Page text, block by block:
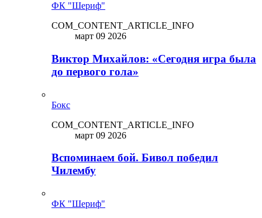
ФК "Шериф"
COM_CONTENT_ARTICLE_INFO
март 09 2026
Виктор Михайлов: «Сегодня игра была
до первого гола»
Бокс
COM_CONTENT_ARTICLE_INFO
март 09 2026
Вспоминаем бой. Бивол победил
Чилембу
ФК "Шериф"